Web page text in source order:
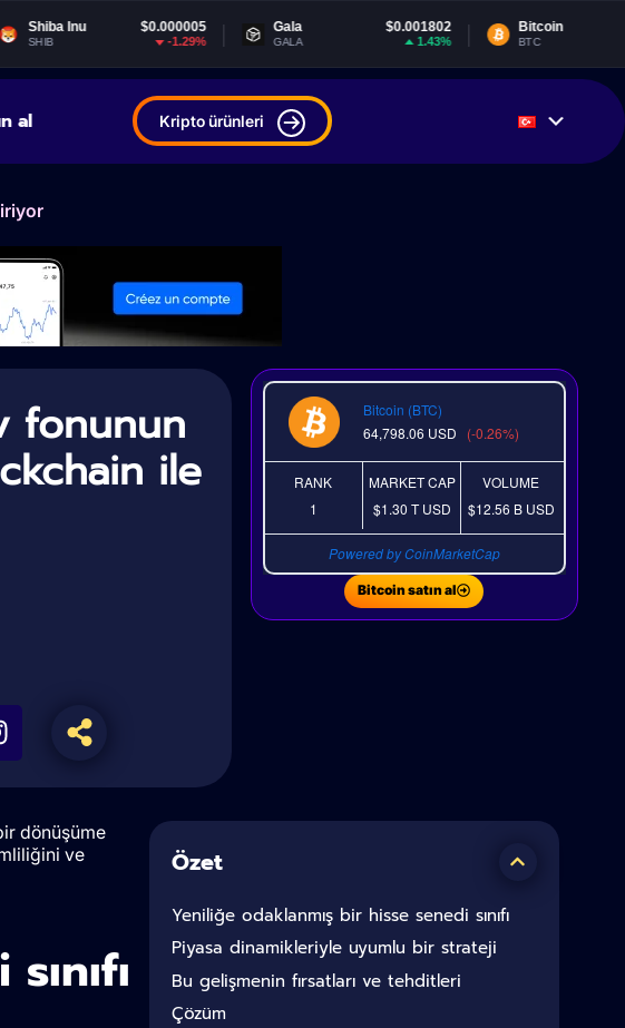
$0.000005 Gala $0.001802
GALA
Bitcoin $64,798.06
BTC
al Kripto ürünleri
fonunun
ile
Bitcoin (BTC)
64,798.06 USD (-0.26%)
RANK
1
MARKET CAP
$1.30 TUSD
VOLUME
$12.56 B USD
Powered by CoinMarketCap
Bitcoin satın al
dönüşüme
ve
Özet
Yeniliğe odaklanmış bir hisse senedi sınıfı
Piyasa dinamikleriyle uyumlu bir strateji
Bu gelişmenin fırsatları ve tehditleri
Çözüm